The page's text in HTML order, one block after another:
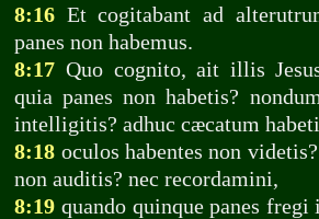
8:16 Et cogitabant ad
panes non habemus.
8:17 Quo cognito, ait illis
quia panes non habetis?
intelligitis? adhuc cæcatum
8:18 oculos habentes non
non auditis? nec recordamini,
8:19 quando quinque panes